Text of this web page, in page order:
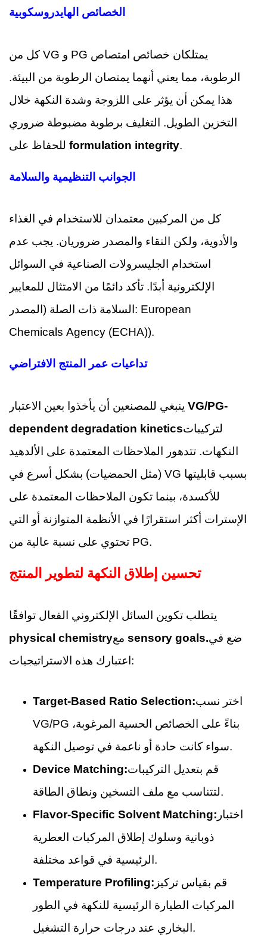
الخصائص الهايدروسكوبية
كل من VG و PG يمتلكان خصائص امتصاص
الرطوبة، مما يعني أنهما يمتصان الرطوبة من البيئة.
هذا يمكن أن يؤثر على اللزوجة وشدة النكهة خلال
التخزين الطويل. التغليف برطوبة مضبوطة ضروري
formulation integrity.
الجوانب التنظيمية والسلامة
كل من المركبين معتمدان للاستخدام في الغذاء
والأدوية، ولكن النقاء والمصدر ضروريان. يجب عدم
استخدام الجليسرولات الصناعية في السوائل
الإلكترونية أبدًا. تأكد دائمًا من الامتثال للمعايير
السلامة ذات الصلة (المصدر: European
Chemicals Agency (ECHA)).
تداعيات عمر المنتج الافتراضي
VG/PG-
dependent degradation kineticsلتركيبات
النكهات. تتدهور الملاحظات المعتمدة على الألدهيد
(مثل الحمضيات) بشكل أسرع في VG بسبب قابليتها
للأكسدة، بينما تكون الملاحظات المعتمدة على
الإسترات أكثر استقرارًا في الأنظمة المتوازنة أو التي
تحتوي على نسبة عالية من PG.
تحسين إطلاق النكهة لتطوير المنتج
يتطلب تكوين السائل الإلكتروني الفعال توافقًا
physical chemistry
sensory goals.ضع في
اعتبارك هذه الاستراتيجيات:
Target-Based Ratio Selection:اختر نسب
VG/PG بناءً على الخصائص الحسية المرغوبة،
سواء كانت حادة أو ناعمة في توصيل النكهة.
Device Matching:قم بتعديل التركيبات
لتتناسب مع ملف التسخين ونطاق الطاقة.
Flavor-Specific Solvent Matching: اختبار
ذوبانية وسلوك إطلاق المركبات العطرية
الرئيسية في قواعد مختلفة.
Temperature Profiling: قم بقياس تركيز
المركبات الطيارة الرئيسية للنكهة في الطور
البخاري عند درجات حرارة التشغيل.